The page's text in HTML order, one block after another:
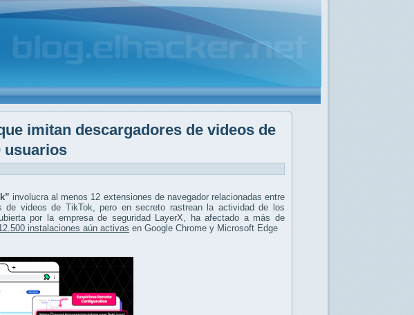
imitan descargadores de videos de
usuarios
involucra al menos 12 extensiones de navegador relacionadas entre
videos de TikTok, pero en secreto rastrean la actividad de los
por la empresa de seguridad LayerX, ha afectado a más de
instalaciones aún activas en Google Chrome y Microsoft Edge